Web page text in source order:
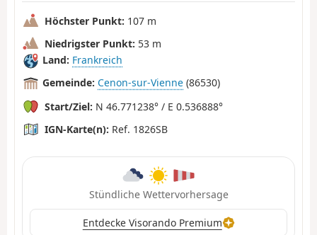
Höchster Punkt: 107 m
Niedrigster Punkt: 53 m
Land: Frankreich
Gemeinde: Cenon-sur-Vienne (86530)
Start/Ziel: N 46.771238° / E 0.536888°
IGN-Karte(n): Ref. 1826SB
Stündliche Wettervorhersage
Entdecke Visorando Premium